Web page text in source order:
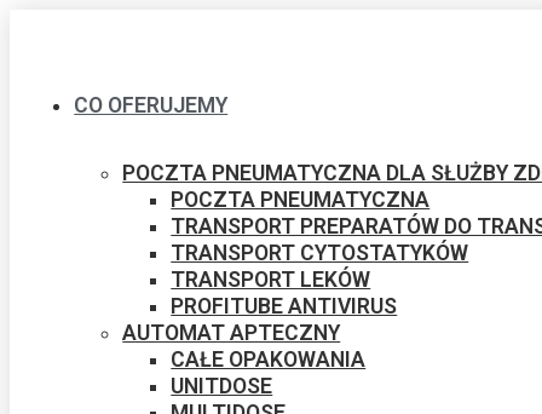
CO OFERUJEMY
POCZTA PNEUMATYCZNA DLA SŁUŻBY
POCZTA PNEUMATYCZNA
TRANSPORT PREPARATÓW DO
TRANSPORT CYTOSTATYKÓW
TRANSPORT LEKÓW
PROFITUBE ANTIVIRUS
AUTOMAT APTECZNY
CAŁE OPAKOWANIA
UNITDOSE